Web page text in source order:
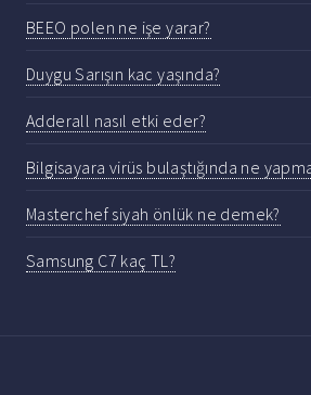
BEEO polen ne işe yarar?
Duygu Sarışın kac yaşında?
Adderall nasıl etki eder?
Bilgisayara virüs bulaştığında ne
Masterchef siyah önlük ne demek?
Samsung C7 kaç TL?